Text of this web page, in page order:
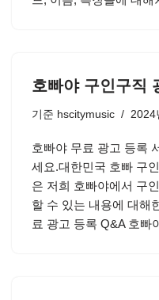
호빠야 구인구직
기준 hscitymusic 2024
호빠야 무료 광고 등록
세요.대한민국 호빠 구
은 저희 호빠야에서 구
할 수 있는 내용에 대해
료 광고 등록 Q&A 호